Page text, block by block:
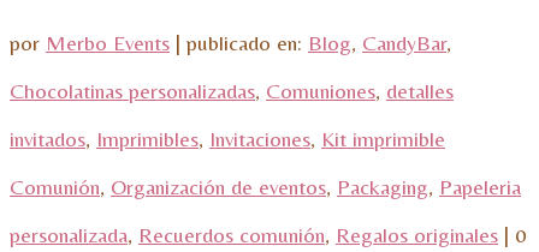
por Merbo Events | publicado en: Blog, CandyBar,
Chocolatinas personalizadas, Comuniones, detalles
invitados, Imprimibles, Invitaciones, Kit imprimible
Comunión, Organización de eventos, Packaging, Papeleria
personalizada, Recuerdos comunión, Regalos originales | 0